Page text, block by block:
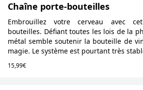
Chaîne porte-bouteilles
Embrouillez votre cerveau avec
bouteilles. Défiant toutes les lois de la
métal semble soutenir la bouteille de
magie. Le système est pourtant très
15,99€